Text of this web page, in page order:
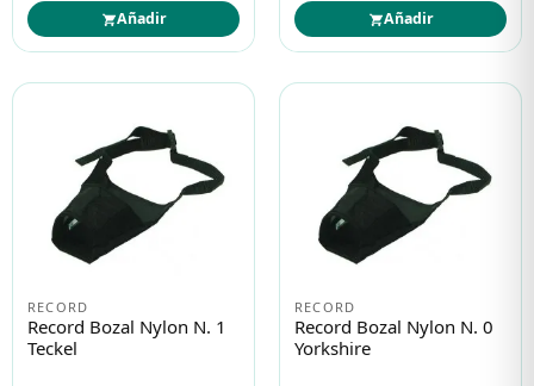
Añadir Añadir
RECORD
Record Bozal Nylon N. 1
Teckel
RECORD
Record Bozal Nylon N. 0
Yorkshire